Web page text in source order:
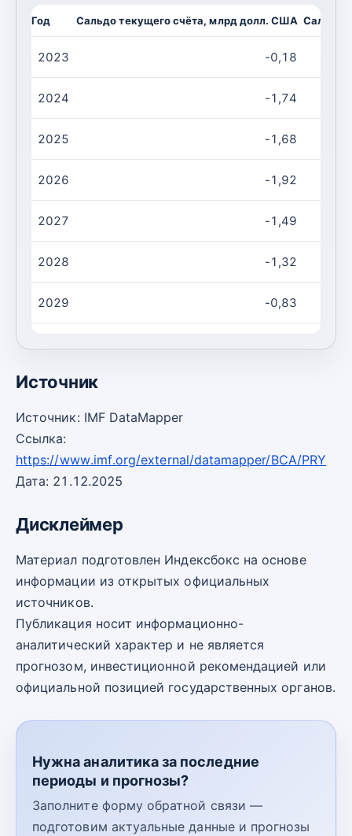
Год Сальдо текущего счёта, млрд долл. США Сальдо
2023 -0,18
2024 -1,74
2025 -1,68
2026 -1,92
2027 -1,49
2028 -1,32
2029 -0,83
Источник
Источник: IMF DataMapper
Ссылка:
https://www.imf.org/external/datamapper/BCA/PRY
Дата: 21.12.2025
Дисклеймер
Материал подготовлен Индексбокс на основе
информации из открытых официальных
источников.
Публикация носит информационно-
аналитический характер и не является
прогнозом, инвестиционной рекомендацией или
официальной позицией государственных органов.
Нужна аналитика за последние
периоды и прогнозы?
Заполните форму обратной связи —
подготовим актуальные данные и прогнозы